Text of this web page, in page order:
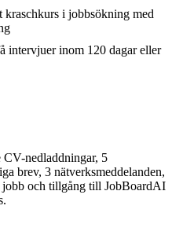
i jobbsökning med
intervjuer inom 120 dagar eller
CV-nedladdningar, 5
brev, 3 nätverksmeddelanden,
jobb och tillgång till JobBoardAI